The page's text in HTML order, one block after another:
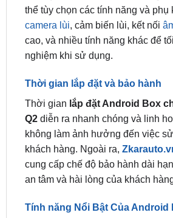
cao, và nhiều tính năng khác để
nghiệm khi sử dụng.
Thời gian lắp đặt và bảo hành
Q2diễn ra nhanh chóng và linh
không làm ảnh hưởng đến việc
khách hàng. Ngoài ra,
cung cấp chế độ bảo hành dài
an tâm và hài lòng của khách
Tính năng Nổi Bật Của Android